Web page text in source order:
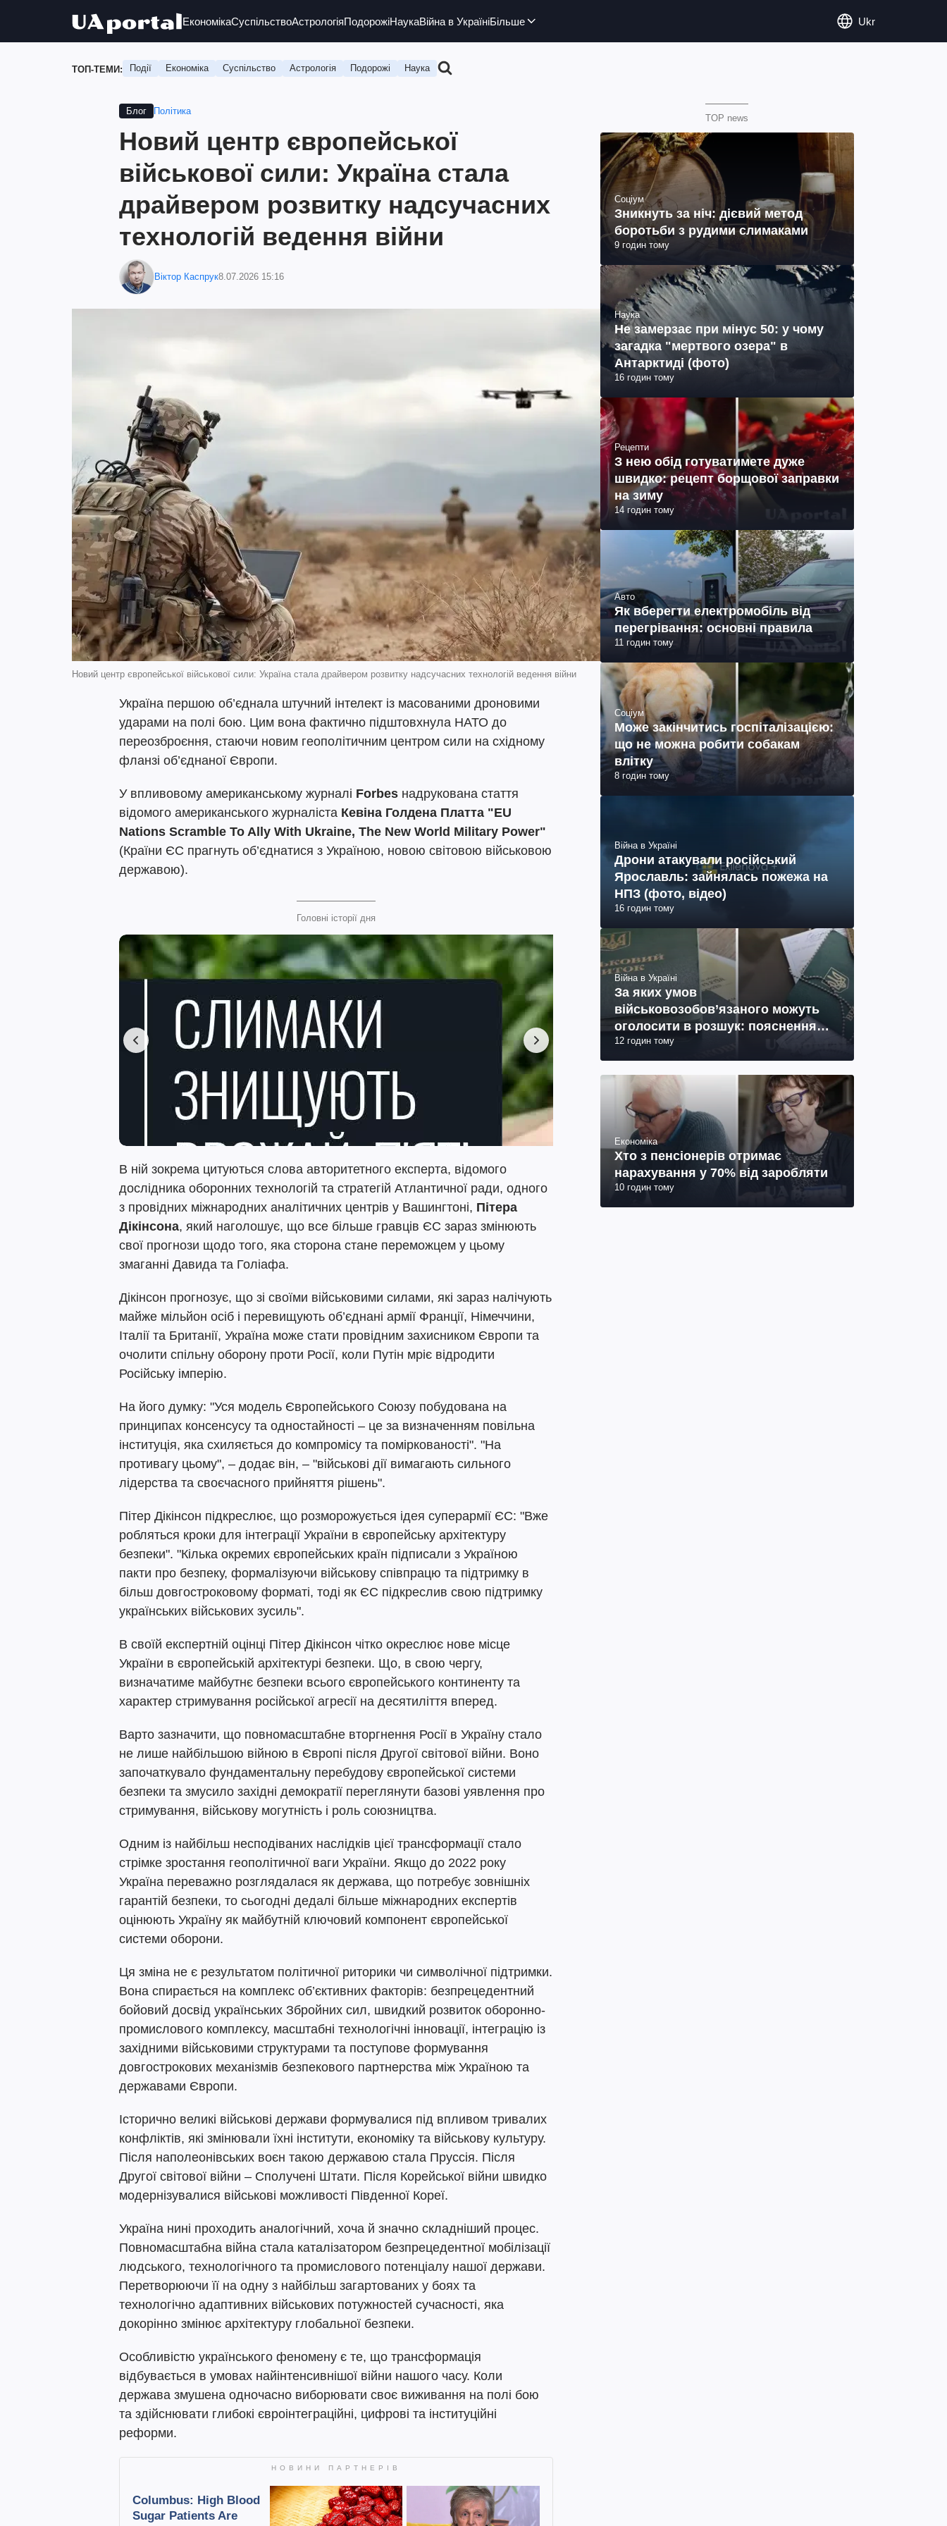
ЕкономікаСуспільствоАстрологіяПодорожіНаукаВійна в УкраїніБільше Ukr
ТОП-ТЕМИ: Події Економіка Суспільство Астрологія Подорожі Наука
Блог Політика
Новий центр європейської
військової сили: Україна стала
драйвером розвитку надсучасних
технологій ведення війни
Віктор Каспрук8.07.2026 15:16
Новий центр європейської військової сили: Україна стала драйвером розвитку надсучасних технологій ведення війни
Україна першою об’єднала штучний інтелект із масованими дроновими
ударами на полі бою. Цим вона фактично підштовхнула НАТО до
переозброєння, стаючи новим геополітичним центром сили на східному
фланзі об’єднаної Європи.
У впливовому американському журналі Forbes надрукована стаття
відомого американського журналіста Кевіна Голдена Платта "EU
Nations Scramble To Ally With Ukraine, The New World Military Power"
(Країни ЄС прагнуть об’єднатися з Україною, новою світовою військовою
державою).
Головні історії дня
В ній зокрема цитуються слова авторитетного експерта, відомого
дослідника оборонних технологій та стратегій Атлантичної ради, одного
з провідних міжнародних аналітичних центрів у Вашингтоні, Пітера
Дікінсона, який наголошує, що все більше гравців ЄС зараз змінюють
свої прогнози щодо того, яка сторона стане переможцем у цьому
змаганні Давида та Голіафа.
Дікінсон прогнозує, що зі своїми військовими силами, які зараз налічують
майже мільйон осіб і перевищують об’єднані армії Франції, Німеччини,
Італії та Британії, Україна може стати провідним захисником Європи та
очолити спільну оборону проти Росії, коли Путін мріє відродити
Російську імперію.
На його думку: "Уся модель Європейського Союзу побудована на
принципах консенсусу та одностайності – це за визначенням повільна
інституція, яка схиляється до компромісу та поміркованості". "На
противагу цьому", – додає він, – "військові дії вимагають сильного
лідерства та своєчасного прийняття рішень".
Пітер Дікінсон підкреслює, що розморожується ідея суперармії ЄС: "Вже
робляться кроки для інтеграції України в європейську архітектуру
безпеки". "Кілька окремих європейських країн підписали з Україною
пакти про безпеку, формалізуючи військову співпрацю та підтримку в
більш довгостроковому форматі, тоді як ЄС підкреслив свою підтримку
українських військових зусиль".
В своїй експертній оцінці Пітер Дікінсон чітко окреслює нове місце
України в європейській архітектурі безпеки. Що, в свою чергу,
визначатиме майбутнє безпеки всього європейського континенту та
характер стримування російської агресії на десятиліття вперед.
Варто зазначити, що повномасштабне вторгнення Росії в Україну стало
не лише найбільшою війною в Європі після Другої світової війни. Воно
започаткувало фундаментальну перебудову європейської системи
безпеки та змусило західні демократії переглянути базові уявлення про
стримування, військову могутність і роль союзництва.
Одним із найбільш несподіваних наслідків цієї трансформації стало
стрімке зростання геополітичної ваги України. Якщо до 2022 року
Україна переважно розглядалася як держава, що потребує зовнішніх
гарантій безпеки, то сьогодні дедалі більше міжнародних експертів
оцінюють Україну як майбутній ключовий компонент європейської
системи оборони.
Ця зміна не є результатом політичної риторики чи символічної підтримки.
Вона спирається на комплекс об’єктивних факторів: безпрецедентний
бойовий досвід українських Збройних сил, швидкий розвиток оборонно-
промислового комплексу, масштабні технологічні інновації, інтеграцію із
західними військовими структурами та поступове формування
довгострокових механізмів безпекового партнерства між Україною та
державами Європи.
Історично великі військові держави формувалися під впливом тривалих
конфліктів, які змінювали їхні інститути, економіку та військову культуру.
Після наполеонівських воєн такою державою стала Пруссія. Після
Другої світової війни – Сполучені Штати. Після Корейської війни швидко
модернізувалися військові можливості Південної Кореї.
Україна нині проходить аналогічний, хоча й значно складніший процес.
Повномасштабна війна стала каталізатором безпрецедентної мобілізації
людського, технологічного та промислового потенціалу нашої держави.
Перетворюючи її на одну з найбільш загартованих у боях та
технологічно адаптивних військових потужностей сучасності, яка
докорінно змінює архітектуру глобальної безпеки.
Особливістю українського феномену є те, що трансформація
відбувається в умовах найінтенсивнішої війни нашого часу. Коли
держава змушена одночасно виборювати своє виживання на полі бою
та здійснювати глибокі євроінтеграційні, цифрові та інституційні
реформи.
TOP news
Соціум
Зникнуть за ніч: дієвий метод
боротьби з рудими слимаками
9 годин тому
Наука
Не замерзає при мінус 50: у чому
загадка "мертвого озера" в
Антарктиді (фото)
16 годин тому
Рецепти
З нею обід готуватимете дуже
швидко: рецепт борщової заправки
на зиму
14 годин тому
Авто
Як вберегти електромобіль від
перегрівання: основні правила
11 годин тому
Соціум
Може закінчитись госпіталізацією:
що не можна робити собакам
влітку
8 годин тому
Війна в Україні
Дрони атакували російський
Ярославль: зайнялась пожежа на
НПЗ (фото, відео)
16 годин тому
Війна в Україні
За яких умов
військовозобов’язаного можуть
оголосити в розшук: пояснення
юриста
12 годин тому
Економіка
Хто з пенсіонерів отримає
нарахування у 70% від заробляти
10 годин тому